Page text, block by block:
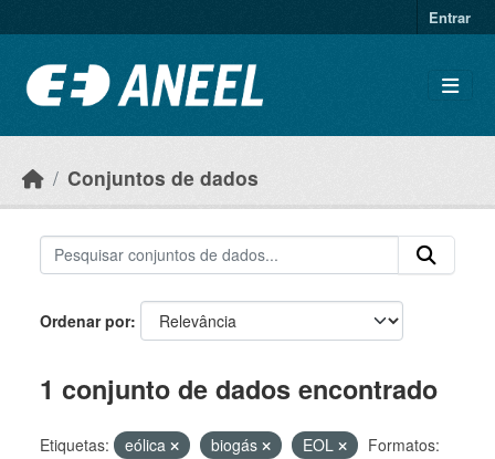
Entrar
Conjuntos de dados
Ordenar por
1 conjunto de dados encontrado
Etiquetas: eólica biogás EOL
Formatos: